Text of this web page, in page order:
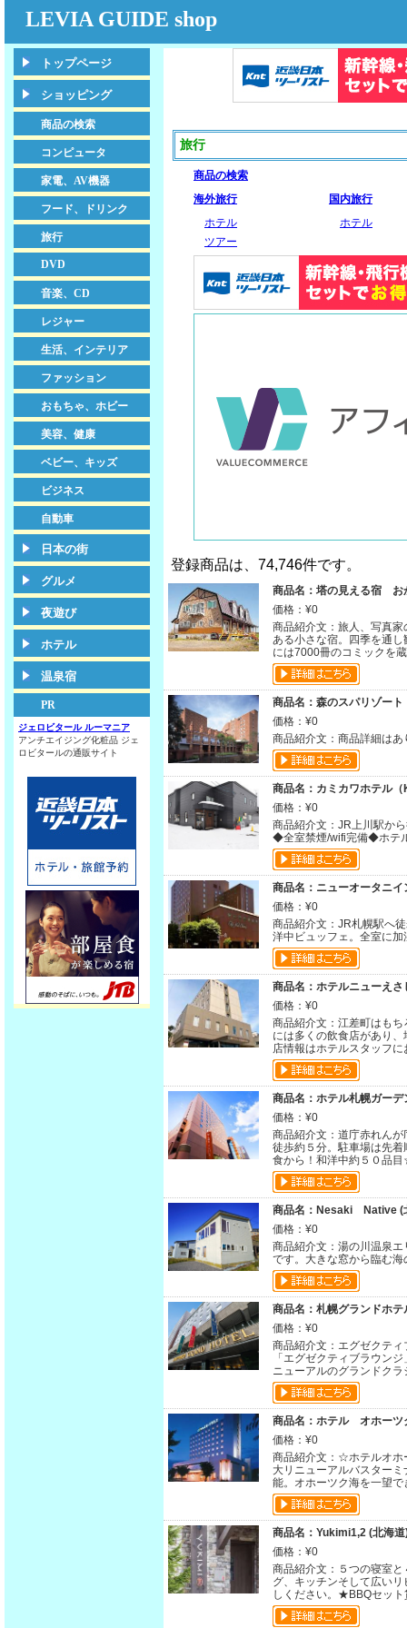
LEVIA GUIDE shop
トップページ
ショッピング
商品の検索
コンピュータ
家電、AV機器
フード、ドリンク
旅行
DVD
音楽、CD
レジャー
生活、インテリア
ファッション
おもちゃ、ホビー
美容、健康
ベビー、キッズ
ビジネス
自動車
日本の街
グルメ
夜遊び
ホテル
温泉宿
PR
ジェロビタール ルーマニア
アンチエイジング化粧品 ジェ
ロビタールの通販サイト
旅行
商品の検索
海外旅行
国内旅行
ホテル
ホテル
ツアー
登録商品は、74,746件です。
商品名：塔の見える宿 お
価格：¥0
商品紹介文：旅人、写真
ある小さな宿。四季を通
には7000冊のコミックを
商品名：森のスパリゾー
価格：¥0
商品紹介文：商品詳細はあ
商品名：カミカワホテル
価格：¥0
商品紹介文：JR上川駅か
◆全室禁煙/wifi完備◆ホテ
商品名：ニューオータニイ
価格：¥0
商品紹介文：JR札幌駅へ
洋中ビュッフェ。全室に
商品名：ホテルニューえさ
価格：¥0
商品紹介文：江差町はも
には多くの飲食店があり
店情報はホテルスタッフ
商品名：ホテル札幌ガーデ
価格：¥0
商品紹介文：道庁赤れん
徒歩約５分。駐車場は先
食から！和洋中約５０品
商品名：Nesaki Native (
価格：¥0
商品紹介文：湯の川温泉
です。大きな窓から臨む
商品名：札幌グランドホテ
価格：¥0
商品紹介文：エグゼクテ
「エグゼクティブラウン
ニューアルのグランドク
商品名：ホテル オホーツ
価格：¥0
商品紹介文：☆ホテルオ
大リニューアルバスター
能。オホーツク海を一望
商品名：Yukimi1,2 (北海道
価格：¥0
商品紹介文：５つの寝室
グ、キッチンそして広い
しください。★BBQセッ